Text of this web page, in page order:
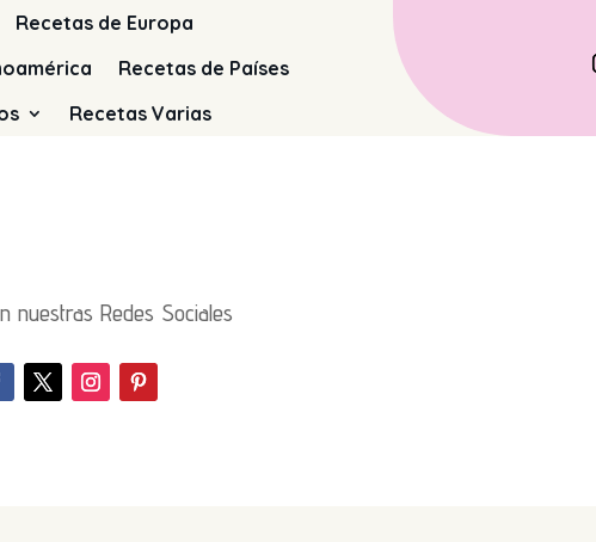
Recetas de Europa
Recetas de Países
Recetas Varias
nuestras Redes Sociales